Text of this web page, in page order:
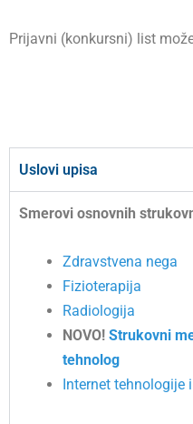
Prijavni (konkursni) list
Uslovi upisa
Smerovi osnovnih
Zdravstvena nega
Fizioterapija
Radiologija
NOVO! Strukovni
tehnolog
Internet tehnologije